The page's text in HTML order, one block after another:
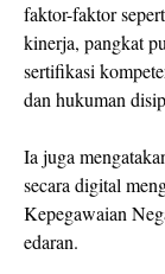
faktor-faktor
kinerja, pangkat
sertifikasi
dan hukuman
Ia juga
secara digital
Kepegawaian
edaran.